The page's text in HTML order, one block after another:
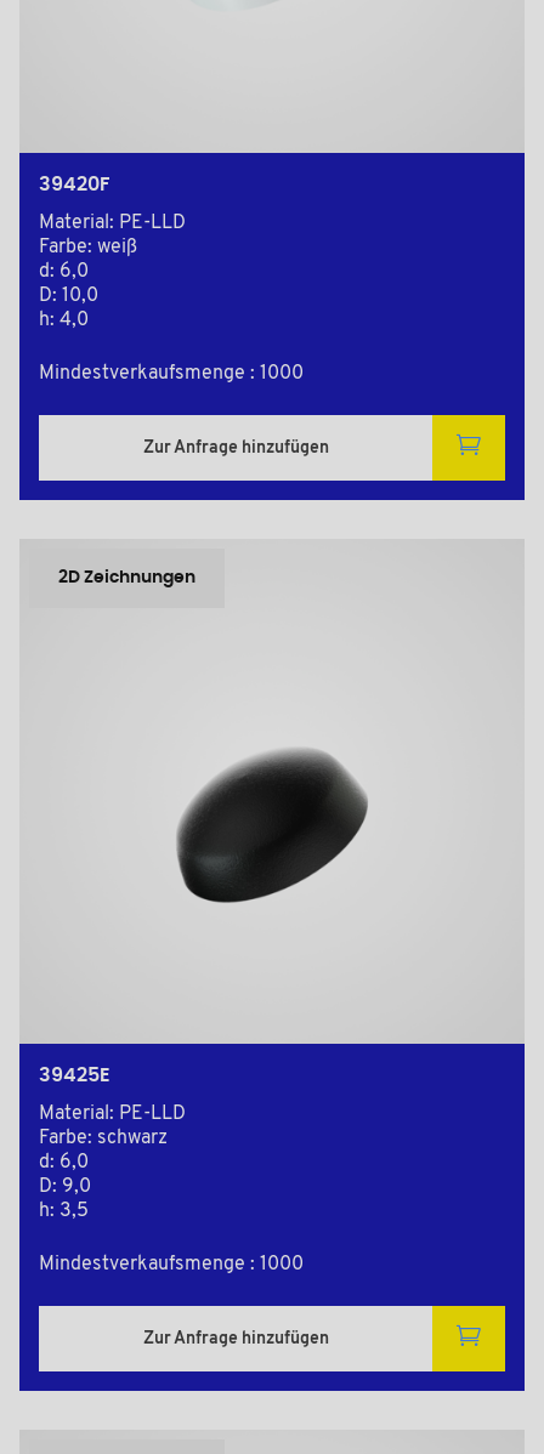
39420F
Material: PE-LLD
Farbe: weiß
d: 6,0
D: 10,0
h: 4,0
Mindestverkaufsmenge : 1000
Zur Anfrage hinzufügen
2D Zeichnungen
39425E
Material: PE-LLD
Farbe: schwarz
d: 6,0
D: 9,0
h: 3,5
Mindestverkaufsmenge : 1000
Zur Anfrage hinzufügen